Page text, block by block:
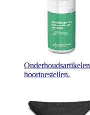
Onderhoudsartikelen
hoortoestellen.